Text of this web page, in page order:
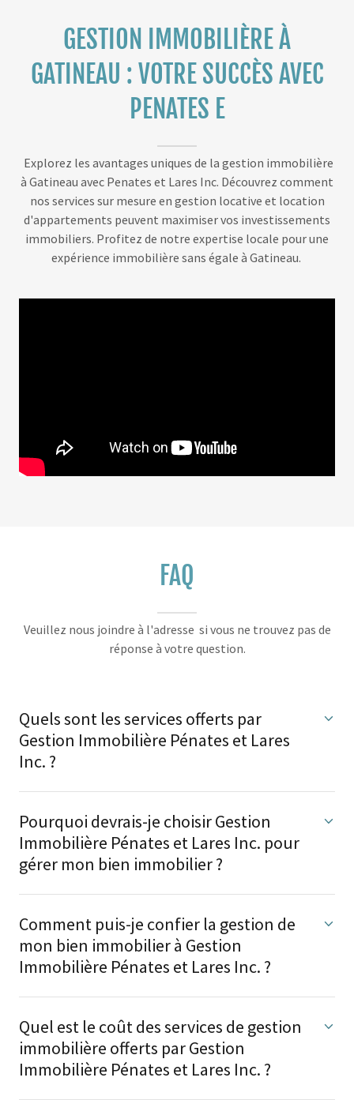
GESTION IMMOBILIÈRE À
GATINEAU : VOTRE SUCCÈS AVEC
PENATES E
Explorez les avantages uniques de la gestion immobilière
à Gatineau avec Penates et Lares Inc. Découvrez comment
nos services sur mesure en gestion locative et location
d'appartements peuvent maximiser vos investissements
immobiliers. Profitez de notre expertise locale pour une
expérience immobilière sans égale à Gatineau.
FAQ
Veuillez nous joindre à l'adresse si vous ne trouvez pas de
réponse à votre question.
Quels sont les services offerts par
Gestion Immobilière Pénates et Lares
Inc. ?
Pourquoi devrais-je choisir Gestion
Immobilière Pénates et Lares Inc. pour
gérer mon bien immobilier ?
Comment puis-je confier la gestion de
mon bien immobilier à Gestion
Immobilière Pénates et Lares Inc. ?
Quel est le coût des services de gestion
immobilière offerts par Gestion
Immobilière Pénates et Lares Inc. ?